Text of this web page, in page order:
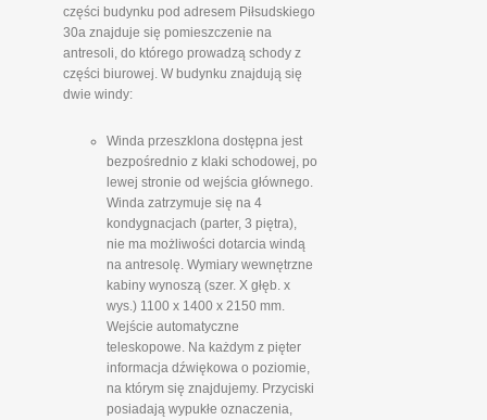
części budynku pod adresem Piłsudskiego
30a znajduje się pomieszczenie na
antresoli, do którego prowadzą schody z
części biurowej. W budynku znajdują się
dwie windy:
Winda przeszklona dostępna jest
bezpośrednio z klaki schodowej, po
lewej stronie od wejścia głównego.
Winda zatrzymuje się na 4
kondygnacjach (parter, 3 piętra),
nie ma możliwości dotarcia windą
na antresolę. Wymiary wewnętrzne
kabiny wynoszą (szer. X głęb. x
wys.) 1100 x 1400 x 2150 mm.
Wejście automatyczne
teleskopowe. Na każdym z pięter
informacja dźwiękowa o poziomie,
na którym się znajdujemy. Przyciski
posiadają wypukłe oznaczenia,